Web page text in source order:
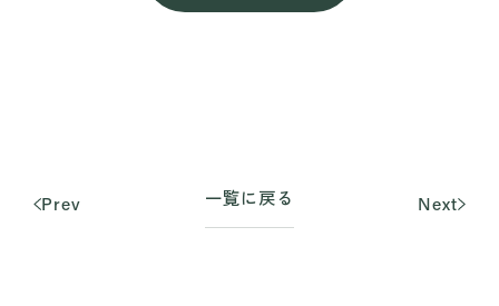
Prev 一覧に戻る Next